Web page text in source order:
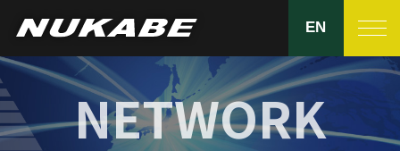
EN
製品紹介
ヌカベの強み